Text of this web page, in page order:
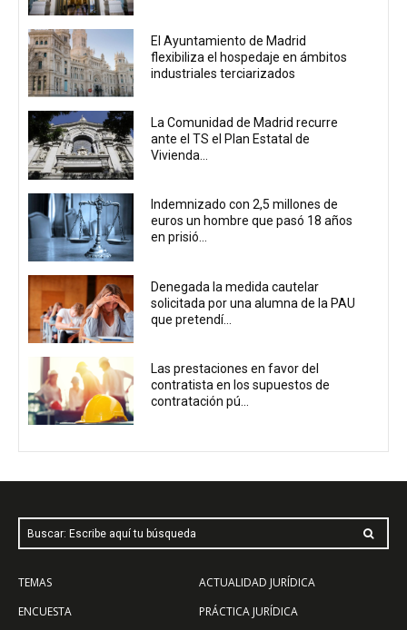
El Ayuntamiento de Madrid
flexibiliza el hospedaje en ámbitos
industriales terciarizados
La Comunidad de Madrid recurre
ante el TS el Plan Estatal de
Vivienda...
Indemnizado con 2,5 millones de
euros un hombre que pasó 18 años
en prisió...
Denegada la medida cautelar
solicitada por una alumna de la PAU
que pretendí...
Las prestaciones en favor del
contratista en los supuestos de
contratación pú...
Buscar: Escribe aquí tu búsqueda
TEMAS
ENCUESTA
ACTUALIDAD JURÍDICA
PRÁCTICA JURÍDICA